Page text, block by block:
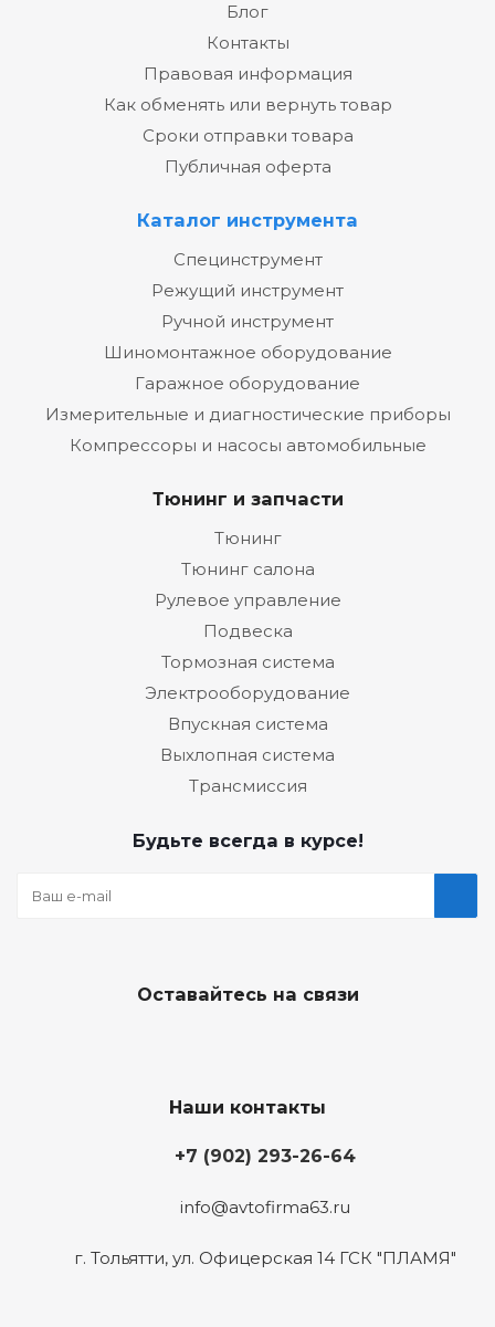
Блог
Контакты
Правовая информация
Как обменять или вернуть товар
Сроки отправки товара
Публичная оферта
Каталог инструмента
Специнструмент
Режущий инструмент
Ручной инструмент
Шиномонтажное оборудование
Гаражное оборудование
Измерительные и диагностические приборы
Компрессоры и насосы автомобильные
Тюнинг и запчасти
Тюнинг
Тюнинг салона
Рулевое управление
Подвеска
Тормозная система
Электрооборудование
Впускная система
Выхлопная система
Трансмиссия
Будьте всегда в курсе!
Оставайтесь на связи
Наши контакты
+7 (902) 293-26-64
info@avtofirma63.ru
г. Тольятти, ул. Офицерская 14 ГСК "ПЛАМЯ"